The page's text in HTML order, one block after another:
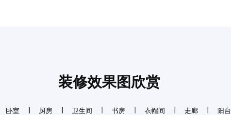
装修效果图欣赏
卧室 厨房 卫生间 书房 衣帽间 走廊 阳台